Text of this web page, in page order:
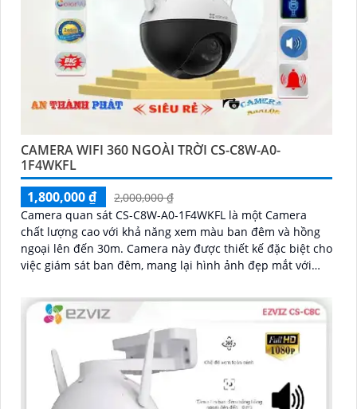
CAMERA WIFI 360 NGOÀI TRỜI CS-C8W-A0-
1F4WKFL
1,800,000 ₫
2,000,000 ₫
Camera quan sát CS-C8W-A0-1F4WKFL là một Camera
chất lượng cao với khả năng xem màu ban đêm và hồng
ngoại lên đến 30m. Camera này được thiết kế đặc biệt cho
việc giám sát ban đêm, mang lại hình ảnh đẹp mắt với